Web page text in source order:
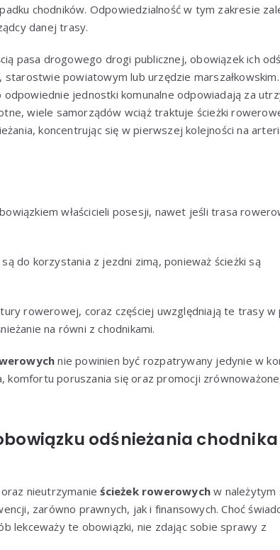
chodników. Odpowiedzialność w tym zakresie
danej trasy.
pasa drogowego drogi publicznej, obowiązek ich
powiatowym lub urzędzie
jednostki komunalne odpowiadają za
wiele samorządów wciąż traktuje ścieżki
koncentrując się w pierwszej kolejności na
właścicieli posesji, nawet jeśli trasa
do korzystania z jezdni zimą, ponieważ ścieżki są
rowerowej, coraz częściej uwzględniają te trasy w
na równi z chodnikami.
nie powinien być rozpatrywany jedynie w
poruszania się oraz promocji
odśnieżania chodnika
oraz nieutrzymanieścieżek rowerowych w należytym
zarówno prawnych, jak i finansowych. Choć
lekceważy te obowiązki, nie zdając sobie sprawy z